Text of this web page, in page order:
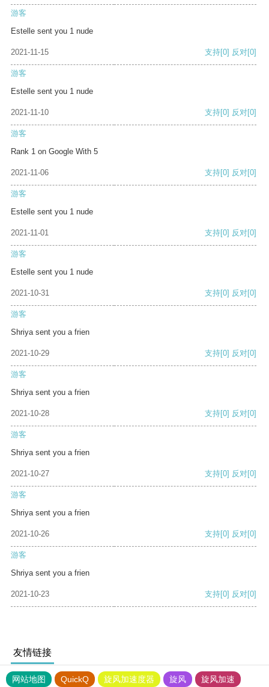
游客
Estelle sent you 1 nude
2021-11-15 支持[0] 反对[0]
游客
Estelle sent you 1 nude
2021-11-10 支持[0] 反对[0]
游客
Rank 1 on Google With 5
2021-11-06 支持[0] 反对[0]
游客
Estelle sent you 1 nude
2021-11-01 支持[0] 反对[0]
游客
Estelle sent you 1 nude
2021-10-31 支持[0] 反对[0]
游客
Shriya sent you a frien
2021-10-29 支持[0] 反对[0]
游客
Shriya sent you a frien
2021-10-28 支持[0] 反对[0]
游客
Shriya sent you a frien
2021-10-27 支持[0] 反对[0]
游客
Shriya sent you a frien
2021-10-26 支持[0] 反对[0]
游客
Shriya sent you a frien
2021-10-23 支持[0] 反对[0]
友情链接
网站地图 QuickQ 旋风加速度器 旋风 旋风加速